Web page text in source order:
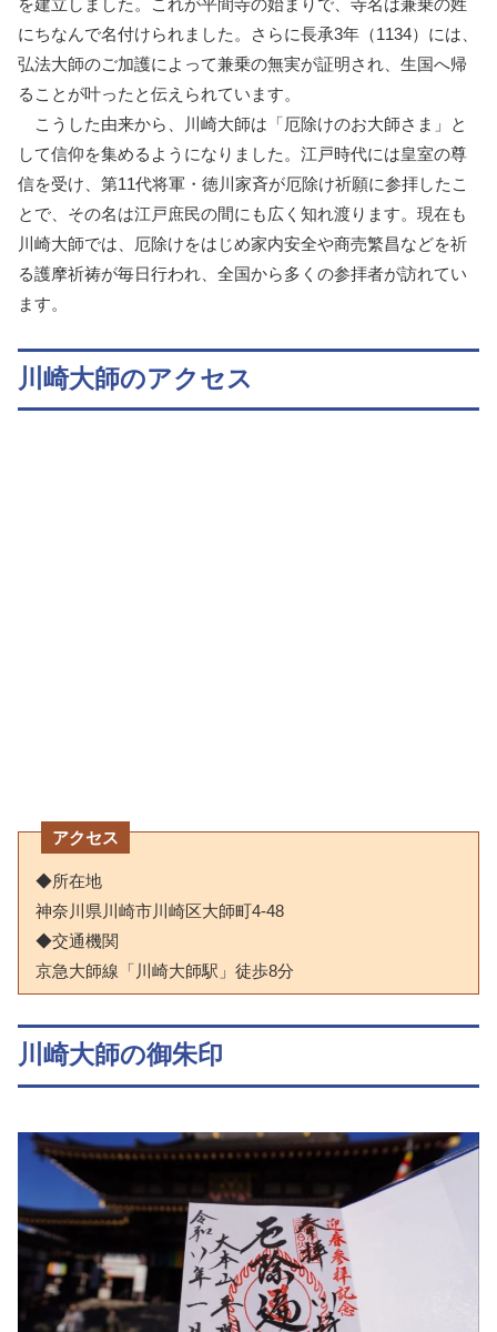
にちなんで名付けられました。さらに長承3年（1134）には、
弘法大師のご加護によって兼乗の無実が証明され、生国へ帰
ることが叶ったと伝えられています。
こうした由来から、川崎大師は「厄除けのお大師さま」と
して信仰を集めるようになりました。江戸時代には皇室の尊
信を受け、第11代将軍・徳川家斉が厄除け祈願に参拝したこ
とで、その名は江戸庶民の間にも広く知れ渡ります。現在も
川崎大師では、厄除けをはじめ家内安全や商売繁昌などを祈
る護摩祈祷が毎日行われ、全国から多くの参拝者が訪れてい
ます。
川崎大師のアクセス
アクセス
◆所在地
神奈川県川崎市川崎区大師町4-48
◆交通機関
京急大師線「川崎大師駅」徒歩8分
川崎大師の御朱印